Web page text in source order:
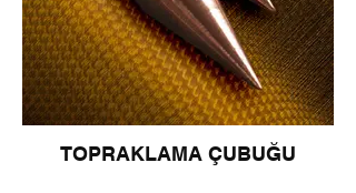
TOPRAKLAMA ÇUBUĞU